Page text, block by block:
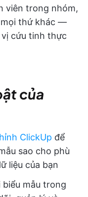
viên trong nhóm,
mọi thứ khác —
cứu tinh thực
của
ClickUp để
sao cho phù
liệu của bạn
mẫu trong